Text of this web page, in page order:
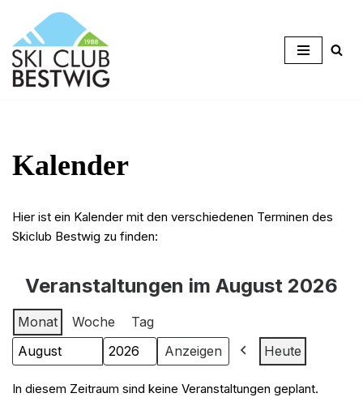
Zum
Inhalt
springen
Kalender
Hier ist ein Kalender mit den verschiedenen Terminen des
Skiclub Bestwig zu finden:
Veranstaltungen im August 2026
Monat Woche Tag
Monat
Jahr Zurück
Heute
In diesem Zeitraum sind keine Veranstaltungen geplant.